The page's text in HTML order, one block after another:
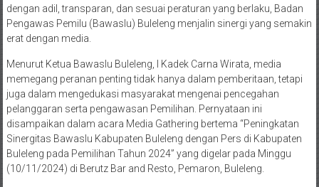
dengan adil, transparan, dan sesuai peraturan yang berlaku, Badan
Pengawas Pemilu (Bawaslu) Buleleng menjalin sinergi yang semakin
erat dengan media.
Menurut Ketua Bawaslu Buleleng, I Kadek Carna Wirata, media
memegang peranan penting tidak hanya dalam pemberitaan, tetapi
juga dalam mengedukasi masyarakat mengenai pencegahan
pelanggaran serta pengawasan Pemilihan. Pernyataan ini
disampaikan dalam acara Media Gathering bertema “Peningkatan
Sinergitas Bawaslu Kabupaten Buleleng dengan Pers di Kabupaten
Buleleng pada Pemilihan Tahun 2024” yang digelar pada Minggu
(10/11/2024) di Berutz Bar and Resto, Pemaron, Buleleng.